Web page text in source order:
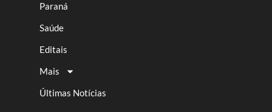
Paraná
Saúde
Editais
Mais
Últimas Notícias